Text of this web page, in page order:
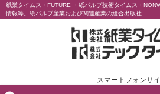
紙業タイムス・FUTURE ・紙パルプ技術タイムス・
情報等。紙パルプ産業および関連産業の総合出版社
スマートフォンサ